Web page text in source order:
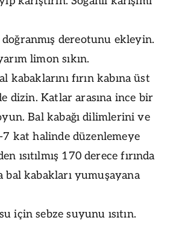
dereotunu ekleyin.
limon sıkın.
kabaklarını fırın kabına üst
dizin. Katlar arasına ince bir
Bal kabağı dilimlerini ve
7 kat halinde düzenlemeye
ısıtılmış 170 derece fırında
bal kabakları yumuşayana
için sebze suyunu ısıtın.